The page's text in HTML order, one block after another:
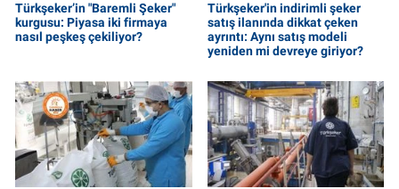
Türkşeker’in "Baremli Şeker"
kurgusu: Piyasa iki firmaya
nasıl peşkeş çekiliyor?
Türkşeker'in indirimli şeker
satış ilanında dikkat çeken
ayrıntı: Aynı satış modeli
yeniden mi devreye giriyor?